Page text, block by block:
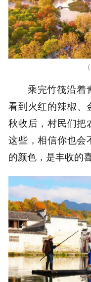
乘完竹筏沿着
看到火红的辣椒
秋收后，村民们把
这些，相信你也会
的颜色，是丰收的喜